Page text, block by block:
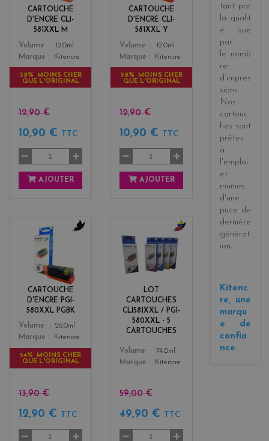
CARTOUCHE
D'ENCRE CLI-
581XXL M
Color
n
Volume
12.0ml
Marque
Kitencre
58% MOINS CHER
QUE L'ORIGINAL
12,90 €
10,90 € TTC
AJOUTER
CARTOUCHE
D'ENCRE CLI-
581XXL Y
Color
o
Volume
12.0ml
Marque
Kitencre
58% MOINS CHER
QUE L'ORIGINAL
12,90 €
10,90 € TTC
AJOUTER
CARTOUCHE
D'ENCRE PGI-
580XXL PGBK
Color
c
k
Volume
26.0ml
Marque
Kitencre
54% MOINS CHER
QUE L'ORIGINAL
13,90 €
12,90 € TTC
LOT
CARTOUCHES
CLI581XXL / PGI-
580XXL - 5
CARTOUCHES
Color
b
l
a
+
3
Volume
74.0ml
Marque
Kitencre
59,00 €
49,90 € TTC
tant par
la qualit
é que
par
le nomb
re
d’impres
sions.
Nos
cartouc
hes sont
prêtes
à
l'emploi
et
munies
d'une
puce de
dernière
générat
ion.
Kitenc
re, une
marqu
e de
confia
nce.